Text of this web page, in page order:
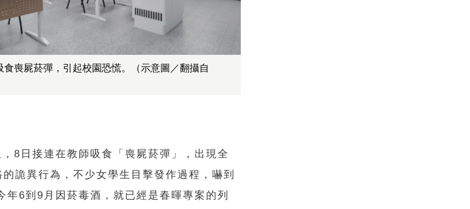
喪屍菸彈，引起校園恐慌。（示意圖／翻攝自
8日接連在教師吸食「喪屍菸彈」，出現全
詭異行為，不少女學生目擊發作過程，嚇到
年6到9月因菸毒酒，就已經是春暉專案的列